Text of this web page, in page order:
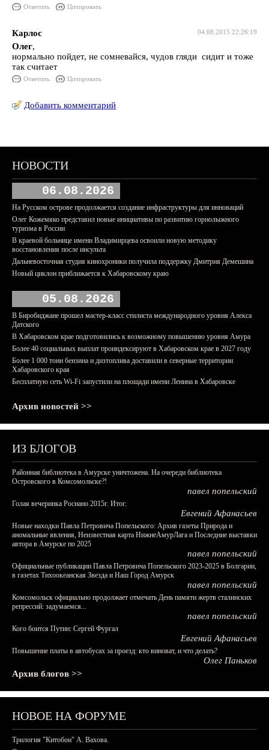
Ответить Цитировать
04.08.2015 22:26:19
Карлос
Олег,
нормально пойдет, не сомневайся, чудов гляди сидит и тоже
так считает
Ответить Цитировать
Добавить комментарий
НОВОСТИ
06.08.2026
На Русском острове продолжается создание инфраструктуры для инноваций
Олег Кожемяко представил новые инициативы по развитию горнолыжного
туризма в России
В краевой больнице имени Владимирцева освоили новую методику
восстановления после инсульта
Дальневосточная студия кинохроники получила поддержку Дмитрия Демешина
Новый циклон приближается к Хабаровскому краю
05.08.2026
В Биробиджане прошел мастер-класс стилиста международного уровня Алекса
Датского
В Хабаровском крае подготовились к возможному повышению уровня Амура
Более 40 социальных выплат проиндексируют в Хабаровском крае в 2027 году
Более 1 000 тонн бензина и дизтоплива доставили в северные территории
Хабаровского края
Бесплатную сеть Wi-Fi запустили на площади имени Ленина в Хабаровске
Архив новостей >>
ИЗ БЛОГОВ
Районная библиотека в Амурске уничтожена. На очереди библиотека
Островского в Комсомольске?!
павел попельский
Голая вечеринка Роснано 2015г. Итог.
Евгений Афанасьев
Новые находки Павла Петровича Попельского: Архив газеты Природа и
аномальные явления, Неизвестная карта НижнеАмурЛага и Последние выставки
автора в Амурске по 2025
павел попельский
Официальные публикации Павла Петровича Попельского 2023-2025 в Болгарии,
в газетах Тихоокеанская Звезда и Наш Город Амурск
павел попельский
Комсомольск официально продолжает отмечать День памяти жертв сталинских
репрессий: задумаемся...
павел попельский
Кого боится Путин: Сергей Фургал
Евгений Афанасьев
Повышение платы в автобусах за проезд: кто виноват, и что делать?
Олег Паньков
Архив блогов >>
НОВОЕ НА ФОРУМЕ
Трилогия "Китобои" А. Вахова.